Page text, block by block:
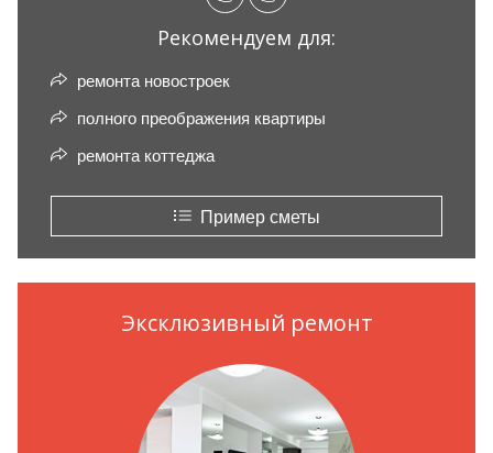
Рекомендуем для:
ремонта новостроек
полного преображения квартиры
ремонта коттеджа
Пример сметы
Эксклюзивный ремонт